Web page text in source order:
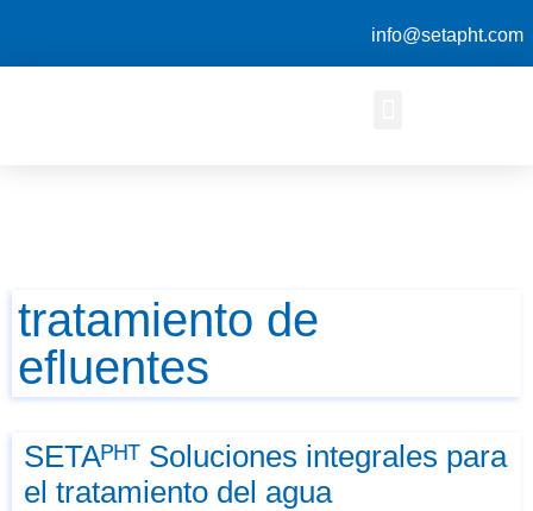
info@setapht.com
tratamiento de
efluentes
SETAᴾᴴᵀ Soluciones integrales para
el tratamiento del agua